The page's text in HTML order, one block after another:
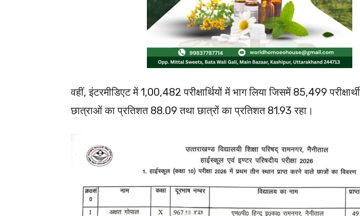
वहीं, इंटरमीडिएट में 1,00,482 परीक्षार्थियों में भाग लिया जिसमें 85,499
छात्राओं का प्रतिशत 88.09 तथा छात्रों का प्रतिशत 81.93 रहा।